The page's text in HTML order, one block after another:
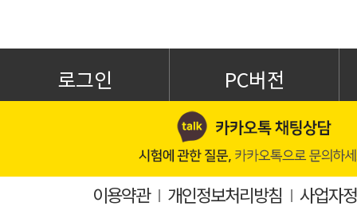
로그인 PC버전
이용약관I 개인정보처리방침 I 사업자